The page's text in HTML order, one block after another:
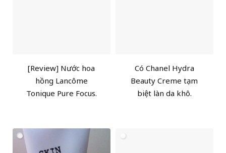
[Review] Nước hoa
hồng Lancôme
Tonique Pure Focus.
Có Chanel Hydra
Beauty Creme tạm
biệt làn da khô.